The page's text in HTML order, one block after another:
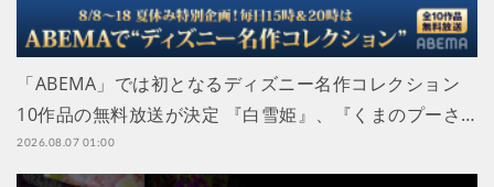
「ABEMA」では初となるディズニー名作コレクション
10作品の無料放送が決定 『白雪姫』、『くまのプーさ…
2026.08.07 01:00